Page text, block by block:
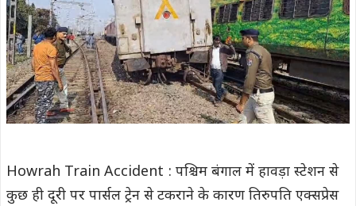
Howrah Train Accident : पश्चिम बंगाल में हावड़ा स्टेशन से
कुछ ही दूरी पर पार्सल ट्रेन से टकराने के कारण तिरुपति एक्सप्रेस